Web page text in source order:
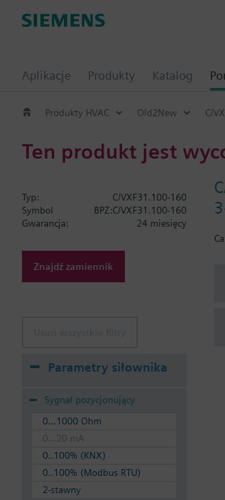
Aplikacje Produkty Katalog
Produkty HVAC Old2New C/
Ten produkt jest
Typ:
C/VXF31.100-160
Symbol
BPZ:C/VXF31.100-160
Gwarancja:
24 miesięcy
Znajdź zamiennik
Parametry siłownika
Sygnał pozycjonujący
0...1000 Ohm
0...20 mA
0..100% (KNX)
0..100% (Modbus RTU)
2-stawny